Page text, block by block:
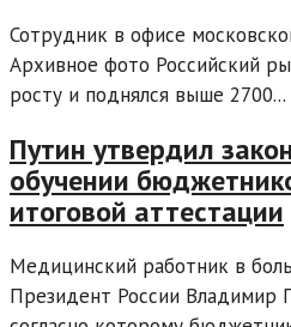
Сотрудник в офисе
Архивное фото Российский
росту и поднялся выше 2700...
Путин утвердил
обучении
итоговой аттестации
Медицинский работник в
Президент России Владимир